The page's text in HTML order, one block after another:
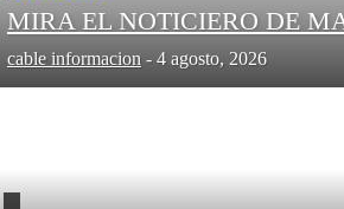
MIRA EL NOTICIERO DE
cable informacion - 4 agosto, 2026